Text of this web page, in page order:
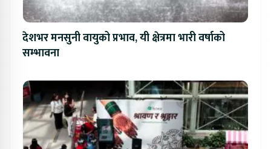
देशभर मनसुनी वायुको प्रभाव, यी क्षेत्रमा भारी वर्षाको
सम्भावना